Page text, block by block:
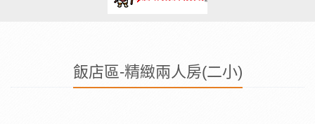
飯店區-精緻兩人房(二小)